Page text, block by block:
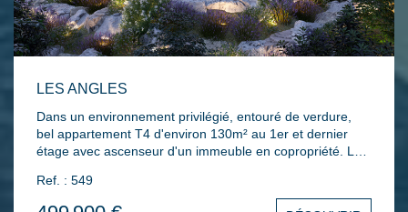
LES ANGLES
Dans un environnement privilégié, entouré de verdure,
bel appartement T4 d'environ 130m² au 1er et dernier
étage avec ascenseur d'un immeuble en copropriété. Le
donnant sur une terrasse, 2 chambres, (possibilité d'en
faire 3), salle d'eau, salle de bains avec WC séparés. 2
Ref. : 549